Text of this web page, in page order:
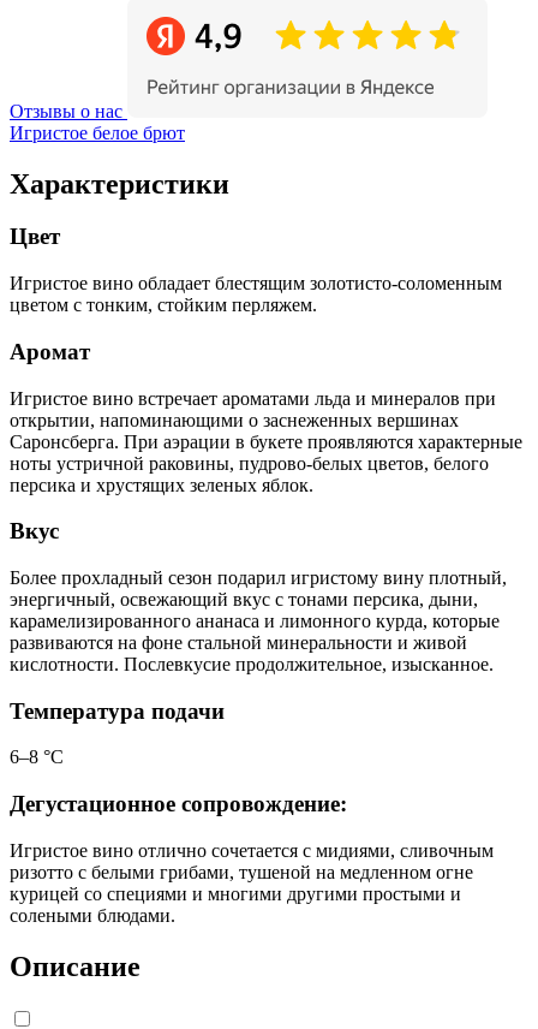
Отзывы о нас
Игристое белое брют
Характеристики
Цвет
Игристое вино обладает блестящим золотисто-соломенным
цветом с тонким, стойким перляжем.
Аромат
Игристое вино встречает ароматами льда и минералов при
открытии, напоминающими о заснеженных вершинах
Саронсберга. При аэрации в букете проявляются характерные
ноты устричной раковины, пудрово-белых цветов, белого
персика и хрустящих зеленых яблок.
Вкус
Более прохладный сезон подарил игристому вину плотный,
энергичный, освежающий вкус с тонами персика, дыни,
карамелизированного ананаса и лимонного курда, которые
развиваются на фоне стальной минеральности и живой
кислотности. Послевкусие продолжительное, изысканное.
Температура подачи
6–8 °С
Дегустационное сопровождение:
Игристое вино отлично сочетается с мидиями, сливочным
ризотто с белыми грибами, тушеной на медленном огне
курицей со специями и многими другими простыми и
солеными блюдами.
Описание